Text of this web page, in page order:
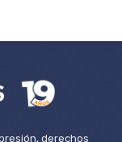
derechos